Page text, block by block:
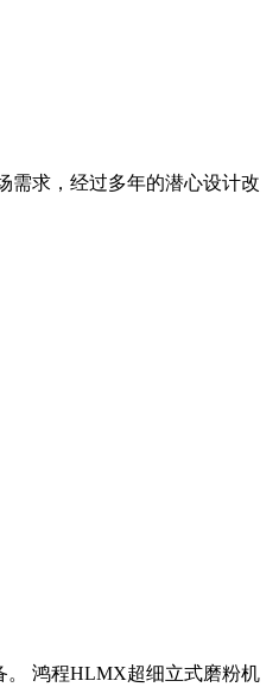
需求，经过多年的潜心设计改
。 鸿程HLMX超细立式磨粉机